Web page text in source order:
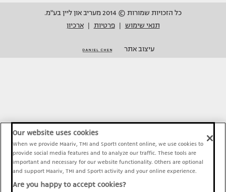
כל הזכויות שמורות © 2014 מעריב און ליין בע"מ.
תנאי שימוש
פרטיות ארכיון
עיצוב אתר
Our website uses cookies
When we provide Maariv, TMI and Sport1 content online, we use cookies to
provide social media features and to analyze our traffic. These tools are
important and necessary for our website functionality. Others are optional
and support Maariv, TMI and Sport1 activity and your online experience.
Are you happy to accept cookies?